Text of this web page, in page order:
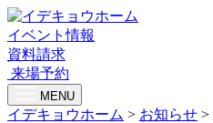
イベント情報
資料請求
来場予約
MENU
イデキョウホーム > お知らせ >